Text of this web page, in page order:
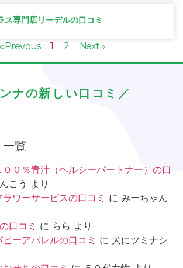
ス専門店リーデルの口コミ
« Previous 1 2 Next »
ナの新しい口コミ／
覧
００％青汁（ヘルシーパートナー）の口
こう より
ワーサービスの口コミ に みーちゃん
口コミ に らら より
ーアパレルの口コミ に 犬にツミナシ